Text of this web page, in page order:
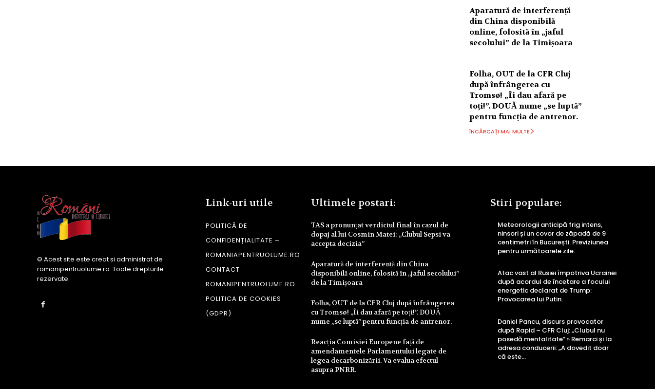
Aparatură de interferență
din China disponibilă
online, folosită în „jaful
secolului” de la Timișoara
Folha, OUT de la CFR Cluj
după înfrângerea cu
Tromsø! „Îi dau afară pe
toți!”. DOUĂ nume „se luptă”
pentru funcția de antrenor.
ÎNCĂRCAȚI MAI MULTE
© Acest site este creat si administrat de
romanipentruolume.ro. Toate drepturile
rezervate.
Link-uri utile
POLITICĂ DE
CONFIDENȚIALITATE –
ROMANIAPENTRUOLUME.RO
CONTACT
ROMANIPENTRUOLUME.RO
POLITICA DE COOKIES
(GDPR)
Ultimele postari:
TAS a pronunțat verdictul final în cazul de
dopaj al lui Cosmin Matei: „Clubul Sepsi va
accepta decizia”
Aparatură de interferență din China
disponibilă online, folosită în „jaful secolului”
de la Timișoara
Folha, OUT de la CFR Cluj după înfrângerea
cu Tromsø! „Îi dau afară pe toți!”. DOUĂ
nume „se luptă” pentru funcția de antrenor.
Reacția Comisiei Europene față de
amendamentele Parlamentului legate de
legea decarbonizării. Va evalua efectul
asupra PNRR.
Stiri populare:
Meteorologii anticipă frig intens,
ninsori și un covor de zăpadă de 9
centimetri în București. Previziunea
pentru următoarele zile.
Atac vast al Rusiei împotriva Ucrainei
după acordul de încetare a focului
energetic declarat de Trump:
Provocarea lui Putin.
Daniel Pancu, discurs provocator
după Rapid – CFR Cluj: „Clubul nu
posedă mentalitate” » Remarci și la
adresa conducerii: „A dovedit doar
că este...